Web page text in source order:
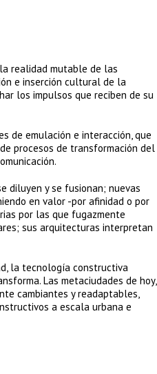
realidad mutable de las
e inserción cultural de la
los impulsos que reciben de su
de emulación e interacción, que
procesos de transformación del
diluyen y se fusionan; nuevas
en valor -por afinidad o por
por las que fugazmente
sus arquitecturas interpretan
la tecnología constructiva
Las metaciudades de hoy,
cambiantes y readaptables,
a escala urbana e